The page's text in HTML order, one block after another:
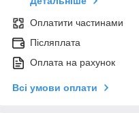
Оплатити частинами
Післяплата
Оплата на рахунок
Всі умови оплати